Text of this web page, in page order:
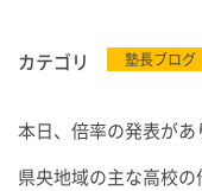
カテゴリ
塾長ブログ
本日、倍率の発表があ
県央地域の主な高校の